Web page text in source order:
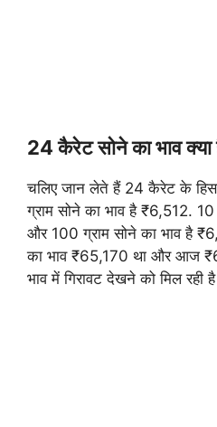
24 कैरेट सोने का भाव क्या
चलिए जान लेते हैं 24 कैरेट के
ग्राम सोने का भाव है ₹6,512.
और 100 ग्राम सोने का भाव है
का भाव ₹65,170 था और आज
भाव में गिरावट देखने को मिल रही